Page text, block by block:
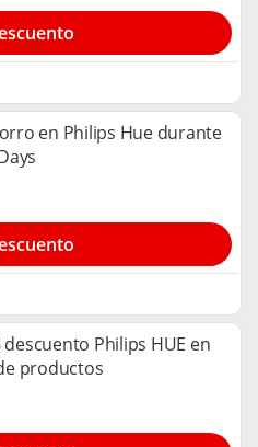
en Philips Hue durante
descuento Philips HUE en
productos